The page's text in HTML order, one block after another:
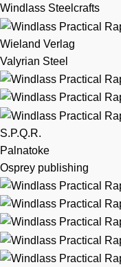
Windlass Steelcrafts
Wieland Verlag
Valyrian Steel
S.P.Q.R.
Palnatoke
Osprey publishing